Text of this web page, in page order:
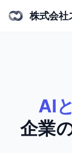
株式会社
AI
企業